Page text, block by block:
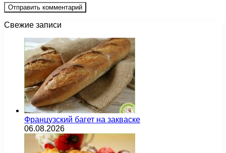
Свежие записи
Французский багет на закваске
06.08.2026